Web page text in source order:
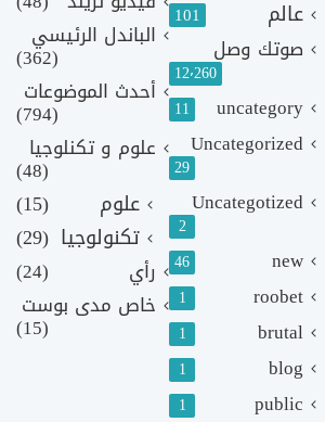
عالم 101
صوتك وصل
12٬260
uncategory
11
Uncategorized
29
Uncategotized
2
new
46
roobet
1
brutal
1
blog
1
public
1
الباندل الرئيسي
(362)
أحدث الموضوعات
(794)
علوم و تكنلوجيا
(48)
علوم
(15)
تكنولوجيا (29)
رأي
(24)
خاص مدى بوست
(15)